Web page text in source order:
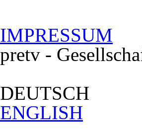
IMPRESSUM
pretv -
DEUTSCH
ENGLISH